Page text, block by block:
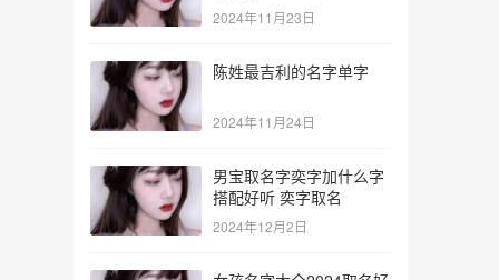
2024年11月23日
陈姓最吉利的名字单字
2024年11月24日
男宝取名字奕字加什么字
搭配好听 奕字取名
2024年12月2日